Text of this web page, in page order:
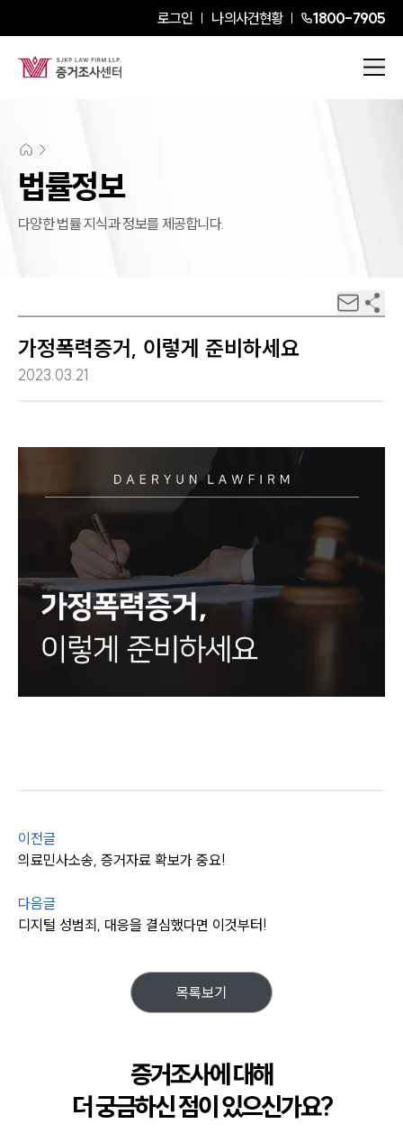
로그인 나의사건현황 1800-7905
법률정보
다양한 법률 지식과 정보를 제공합니다.
가정폭력증거, 이렇게 준비하세요
2023.03.21
이전글
의료민사소송, 증거자료 확보가 중요!
다음글
디지털 성범죄, 대응을 결심했다면 이것부터!
목록보기
증거조사에 대해
더 궁금하신 점이 있으신가요?